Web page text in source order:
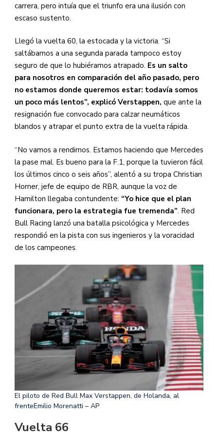
carrera, pero intuía que el triunfo era una ilusión con
escaso sustento.
Llegó la vuelta 60, la estocada y la victoria. “Si
saltábamos a una segunda parada tampoco estoy
seguro de que lo hubiéramos atrapado. Es un salto
para nosotros en comparación del año pasado, pero
no estamos donde queremos estar: todavía somos
un poco más lentos”, explicó Verstappen, que ante la
resignación fue convocado para calzar neumáticos
blandos y atrapar el punto extra de la vuelta rápida.
“No vamos a rendirnos. Estamos haciendo que Mercedes
la pase mal. Es bueno para la F.1, porque la tuvieron fácil
los últimos cinco o seis años”, alentó a su tropa Christian
Horner, jefe de equipo de RBR, aunque la voz de
Hamilton llegaba contundente: “Yo hice que el plan
funcionara, pero la estrategia fue tremenda”. Red
Bull Racing lanzó una batalla psicológica y Mercedes
respondió en la pista con sus ingenieros y la voracidad
de los campeones.
El piloto de Red Bull Max Verstappen, de Holanda, al
frenteEmilio Morenatti – AP
Vuelta 66